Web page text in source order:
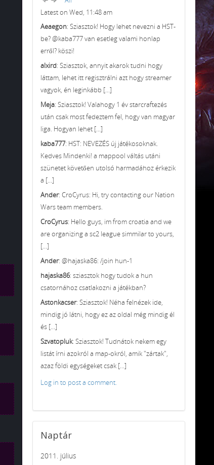
Latest on Wed, 11:48 am
Aeaegon: Sziasztok! Hogy lehet nevezni a HST-
be? @kaba777 van esetleg valami honlap
erről? köszi!
alxird: Sziasztok, annyit akarok tudni hogy
láttam, lehet itt regisztrálni azt hogy streamer
vagyok, én leginkább [...]
Meja: Sziasztok! Valahogy 1 év starcraftezés
után csak most fedeztem fel, hogy van magyar
liga. Hogyan lehet [...]
kaba777: HST: NEVEZÉS új játékosoknak.
Kedves Mindenki! a mappool váltás utáni
szünetet követően utolsó harmadához érkezik
a [...]
Ander: CroCyrus: Hi, try contacting our Nation
Wars team members.
CroCyrus: Hello guys, im from croatia and we
are organizing a sc2 league simmilar to yours,
[...]
Ander: @hajaska86: /join hun-1
hajaska86: sziasztok hogy tudok a hun
csatornához csatlakozni a játékban?
Astonkacser: Sziasztok! Néha felnézek ide,
mindig jó látni, hogy ez az oldal még mindig él
és [...]
Szvatopluk: Sziasztok! Tudnátok nekem egy
listát írni azokról a map-okról, amik "zártak",
azaz földi egységeket csak [...]
Log in to post a comment.
Naptár
2011. július